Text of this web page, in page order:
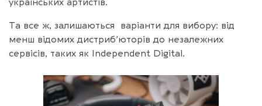
українських артистів.
Та все ж, залишаються варіанти для вибору: від
менш відомих дистриб’юторів до незалежних
сервісів, таких як Independent Digital.